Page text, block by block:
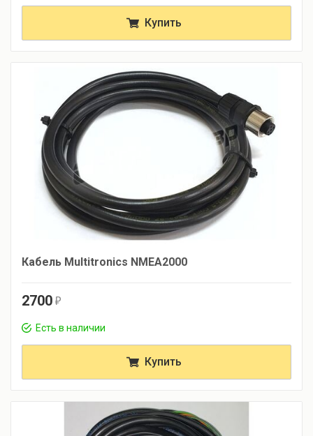
Купить
Кабель Multitronics NMEA2000
2700 r
Есть в наличии
Купить